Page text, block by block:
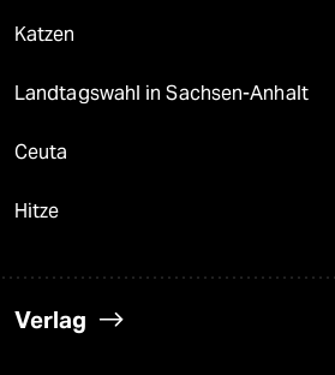
Katzen
Landtagswahl in Sachsen-Anhalt
Ceuta
Hitze
Verlag